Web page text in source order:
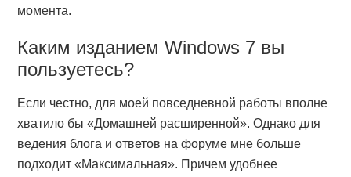
момента.
Каким изданием Windows 7 вы
пользуетесь?
Если честно, для моей повседневной работы вполне
хватило бы «Домашней расширенной». Однако для
ведения блога и ответов на форуме мне больше
подходит «Максимальная». Причем удобнее